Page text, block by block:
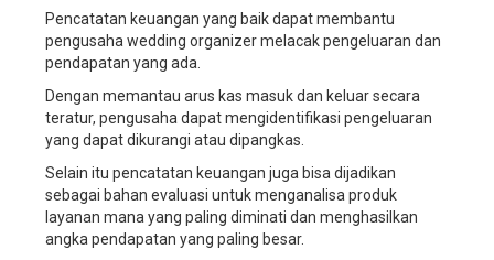
Pencatatan keuangan yang baik dapat membantu
pengusaha wedding organizer melacak pengeluaran dan
pendapatan yang ada.
Dengan memantau arus kas masuk dan keluar secara
teratur, pengusaha dapat mengidentifikasi pengeluaran
yang dapat dikurangi atau dipangkas.
Selain itu pencatatan keuangan juga bisa dijadikan
sebagai bahan evaluasi untuk menganalisa produk
layanan mana yang paling diminati dan menghasilkan
angka pendapatan yang paling besar.
software
manajemen
wedding
service,
software
wedding
planner,
aplikasi